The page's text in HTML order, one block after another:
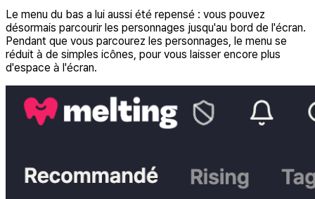
Le menu du bas a lui aussi été repensé : vous pouvez
désormais parcourir les personnages jusqu'au bord de l'écran.
Pendant que vous parcourez les personnages, le menu se
réduit à de simples icônes, pour vous laisser encore plus
d'espace à l'écran.